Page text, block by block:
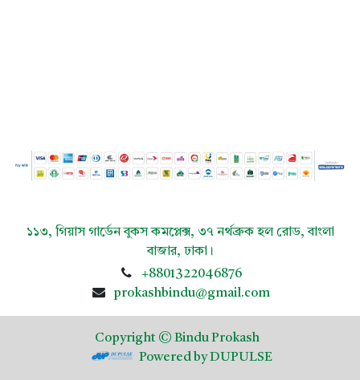
১১৩, গিয়াস গার্ডেন বুকস কমপ্লেক্স, ৩৭ নর্থব্রুক হল রোড, বাংলা
বাজার, ​ঢাকা।
+8801322046876
prokashbindu@gmail.com
Copyright © Bindu Prokash
Powered by DUPULSE